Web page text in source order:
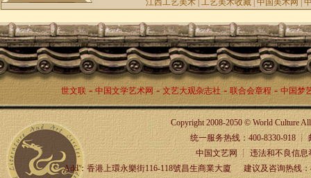
江西工艺美术 |工艺美术收藏 |中国美术网 |
世文联- 中国文学艺术网 - 文艺大观杂志社 - 联合会章程- 中国梦
Copyright 2008-2050 © World Culture
统一服务热线：400-8330-918 ┊ 邮箱
中国文艺网 ┊ 违法和不良信息举
Add：香港上環永樂街116-118號昌生商業大廈 建议及咨询热线